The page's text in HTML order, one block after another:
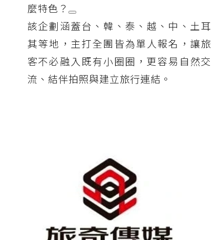
麼特色？
該企劃涵蓋台、韓、泰、越、中、土耳
其等地，主打全團皆為單人報名，讓旅
客不必融入既有小圈圈，更容易自然交
流、結伴拍照與建立旅行連結。